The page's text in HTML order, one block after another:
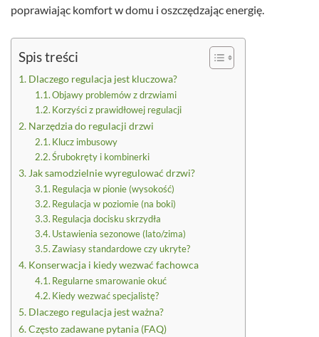
poprawiając komfort w domu i oszczędzając energię.
Spis treści
Dlaczego regulacja jest kluczowa?
Objawy problemów z drzwiami
Korzyści z prawidłowej regulacji
Narzędzia do regulacji drzwi
Klucz imbusowy
Śrubokręty i kombinerki
Jak samodzielnie wyregulować drzwi?
Regulacja w pionie (wysokość)
Regulacja w poziomie (na boki)
Regulacja docisku skrzydła
Ustawienia sezonowe (lato/zima)
Zawiasy standardowe czy ukryte?
Konserwacja i kiedy wezwać fachowca
Regularne smarowanie okuć
Kiedy wezwać specjalistę?
Dlaczego regulacja jest ważna?
Często zadawane pytania (FAQ)